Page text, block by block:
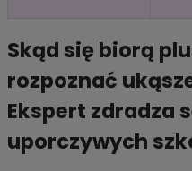
Skąd się biorą
rozpoznać
Ekspert zdradza
uporczywych